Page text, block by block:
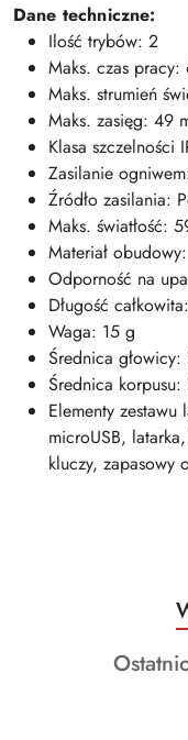
Dane techniczne:
Ilość trybów: 2
Maks. czas
Maks. strumień
Maks. zasięg: 49
Klasa szczelności
Zasilanie
Źródło zasilania:
Maks. światłość:
Materiał
Odporność na
Długość
Waga: 15 g
Średnica głowicy:
Średnica korpusu:
Elementy
microUSB,
kluczy, zapasowy
Pomiń karuzelę
o